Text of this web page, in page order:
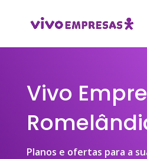
Vivo
Planos e ofertas para a